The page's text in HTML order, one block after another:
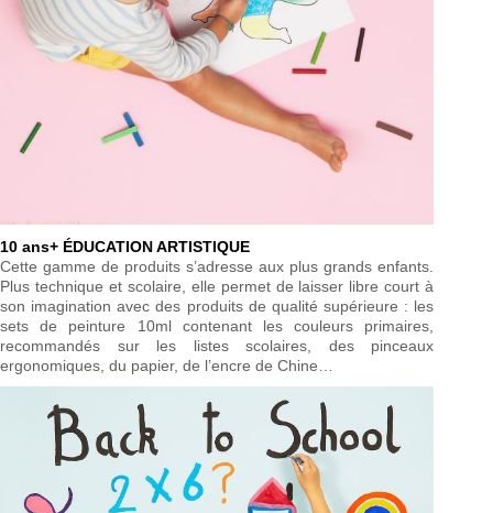
10 ans+ ÉDUCATION ARTISTIQUE
Cette gamme de produits s’adresse aux plus grands enfants.
Plus technique et scolaire, elle permet de laisser libre court à
son imagination avec des produits de qualité supérieure : les
sets de peinture 10ml contenant les couleurs primaires,
recommandés sur les listes scolaires, des pinceaux
ergonomiques, du papier, de l’encre de Chine…